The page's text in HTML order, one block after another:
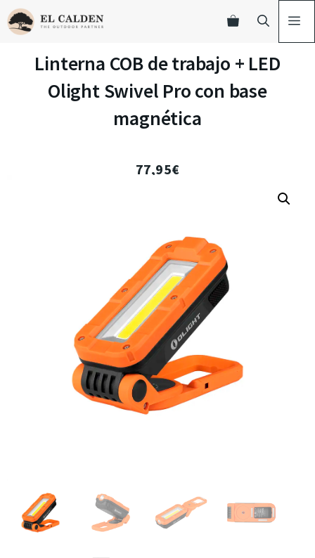
Linterna COB de trabajo + LED
Olight Swivel Pro con base
magnética
77,95€